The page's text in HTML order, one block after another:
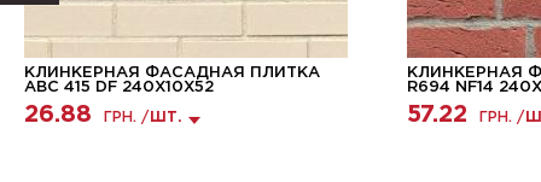
КЛИНКЕРНАЯ ФАСАДНАЯ ПЛИТКА
ABC 415 DF 240X10X52
26.88 ГРН. / ШТ.
КЛИНКЕРНАЯ
R694 NF14
57.22 ГРН. /